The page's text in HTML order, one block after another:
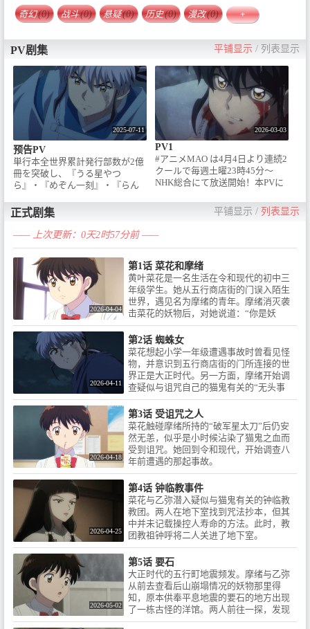
奇幻(0) 战斗(0) 悬疑(0) 历史(0) 漫改(0) +
PV剧集 平铺显示 / 列表显示
2025-07-11
预告PV
単行本全世界累計発行部数が2億
冊を突破し、『うる星やつ
ら』・『めぞん一刻』・『らん
RINNE』など、大ヒット作を生
み出し続ける高橋留美子。「週
刊少年サンデー」（小学館）に
TVアニメ化決定！2026年春放送
決定！アニメーション制作は、
高橋留美子原作作品では犬夜叉
シリーズ以来となる、サンライ
ズが手掛けます！【#アニメ
MAO 作品情報】
――――――――――◆ON AIR /
TVアニメ『MAO』２０２６年春
NHK総合にて放送決定！※放送
は変更となる場合がございます /
――――――――――◆原作 / #
高橋留美子「MAO」（小学館
「週刊少年サンデー」連載）
――――――――――◆STAFF /
監督：佐藤照雄 / シリーズ構成：
柿原優子 / キャラクターデザイ
ン・総作画監督：菱沼義仁 / 美術
監督：加藤 浩、保木いずみ / 色
彩設計：大塚眞純 / CGディレク
ター：藤江智洋 / 撮影監督：伏原
あかね / 編集：新居和弘 / 音響監
督：菊田浩巳 / 音楽：兼松 衆 / ア
ニメーション制作：サンライズ /
製作：「MAO」製作委員会 /
――――――――――◆CAST /
摩緒：#梶裕貴 / 黄葉菜花：#川
井田夏海 / 百火：#下野紘 / 華
紋：#豊永利行 /
――――――――――◆INTRODUCTION
/ 正時代を生きる青年、摩緒（ま
お）。“呪い”により900年生き続
ける謎の陰陽師。令和を生きる
2026-03-03
PV1
#アニメMAO は4月4日より連続2
クールで毎週土曜23時45分～
NHK総合にて放送開始！本PVに
Ft2「HEARTLOUD」＆エンディ
ングテーマ TRUE「呪愛」 一部
TVアニメ『MAO』2026年4月4
日より連続2クールで / 毎週土曜
23時45分～NHK総合にて放送開
始 / ※放送は変更となる場合がご
ざいます /
――――――――――⬟原作 / #
高橋留美子「MAO」（小学館
「週刊少年サンデー」連載）
――――――――――⬟STAFF /
監督：佐藤照雄 / シリーズ構成：
柿原優子 / キャラクターデザイ
ン・総作画監督：菱沼義仁 / 美術
監督：加藤浩、保木いずみ / 色彩
設計：大塚眞純 / CGディレクタ
ー：藤江智洋 / 撮影監督：伏原あ
かね / 編集：新居和弘 / 音響監
督：菊田浩巳 / 音楽：兼松衆 / ア
ニメーション制作：サンライズ /
製作：「MAO」製作委員会 /
――――――――――⬟CAST /
摩緒：#梶裕貴 / 黄葉菜花：#川
井田夏海 / 乙弥：#寺澤百花 / 百
火：#下野紘 / 華紋：#豊永利行 /
不知火：#興津和幸 / 魚住フナ：
#くまいもとこ / 貂子：#日笠陽
子 / 紗那：#清水理沙 / 幽羅子：#
上田麗奈 / 猫鬼：#松山鷹志 /
/ 大正時代を生きる青年、摩緒
（まお）。“呪い”により900年生
正式剧集 平铺显示 / 列表显示
—— 上次更新：0天2时57分前 ——
2026-04-04
第1话 菜花和摩绪
黄叶菜花是一名生活在令和现代的初中三
年级学生。她从五行商店街的门误入陌生
世界，遇见名为摩绪的青年。摩绪消灭袭
击菜花的妖物后，对她说道：“你是妖
吧……”
2026-04-11
第2话 蜘蛛女
菜花想起小学一年级遭遇事故时曾看见怪
物，并意识到五行商店街的门所连接的世
界正是大正时代。另一方面，摩绪开始调
查疑似与诅咒自己的猫鬼有关的“无头事
件”。
2026-04-18
第3话 受诅咒之人
菜花触碰摩绪所持的“破军星太刀”后仍安
然无恙，似乎是小时候沾染了猫鬼之血而
受到诅咒。她回到令和现代，开始调查八
年前遭遇的那起事故。
2026-04-25
第4话 钟临教事件
菜花与乙弥潜入疑似与猫鬼有关的钟临教
教团。两人在地下室找到咒法抄本，但其
中并未记载操控人寿命的方法。此时，教
团教祖钟呼将二人关进了地下室。
2026-05-02
第5话 要石
大正时代的五行町地震频发。摩绪与乙弥
从前去查看后山崩塌情况的妖物那里得
知，原本供奉平息地震的要石的地方出现
了一栋古怪的洋馆。两人前往一探，发现
那里竟出现了一座本不该存在的教堂。